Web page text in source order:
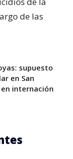
de las
supuesto
en San
internación